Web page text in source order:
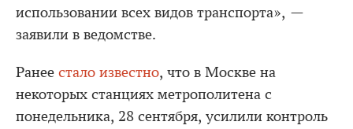
использовании всех видов транспорта», —
заявили в ведомстве.
Ранее стало известно, что в Москве на
некоторых станциях метрополитена с
понедельника, 28 сентября, усилили контроль